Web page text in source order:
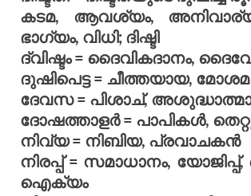
കടമ, ആവശ്യം,
ഭാഗ്യം, വിധി; ദിഷ്ടി
ദ്വിഷ്ടം = ദൈവികദാനം,
ദുഷിപെട്ട = ചീത്തയായ,
ദേവസ = പിശാച്,
ദോഷത്താളര്‍ = പാപികള്‍,
നിവ്യ = നിബിയ, പ്രവാചകന്‍
നിരപ്പ് = സമാധാനം, യോജിപ്പ്,
ഐക്യം